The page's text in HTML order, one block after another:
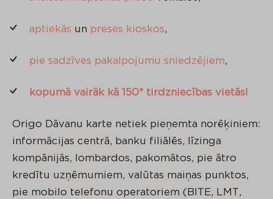
aptiekās un preses kioskos,
pie sadzīves pakalpojumu sniedzējiem,
kopumā vairāk kā 150* tirdzniecības vietās!
Origo Dāvanu karte netiek pieņemta norēķiniem:
informācijas centrā, banku filiālēs, līzinga
kompānijās, lombardos, pakomātos, pie ātro
kredītu uzņēmumiem, valūtas maiņas punktos,
pie mobilo telefonu operatoriem (BITE, LMT,